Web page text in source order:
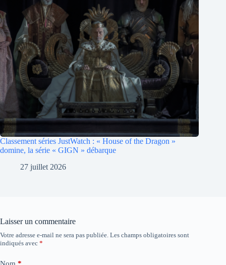
Classement séries JustWatch : « House of the Dragon »
domine, la série « GIGN » débarque
27 juillet 2026
Laisser un commentaire
Votre adresse e-mail ne sera pas publiée. Les champs obligatoires sont
indiqués avec *
A
l
e